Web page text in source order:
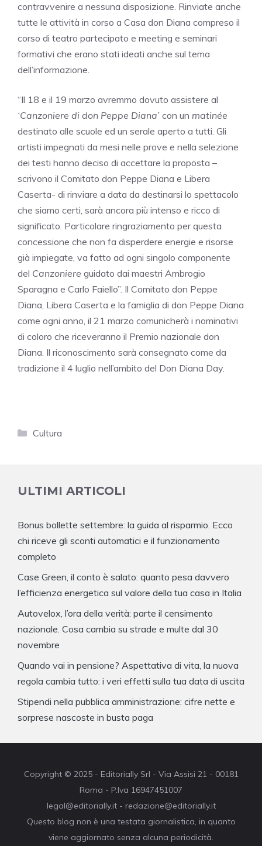
contravvenire a nessuna disposizione. Rinviate anche
tutte le attività in corso a Casa don Diana compreso il
corso di teatro partecipato e meeting e seminari
formativi che erano stati ideati anche sul tema
dell’informazione.
“Il 18 e il 19 marzo avremmo dovuto assistere al
‘Canzoniere di don Peppe Diana’ con un matinée
destinato alle scuole ed un serale aperto a tutti. Gli
artisti impegnati da mesi nelle prove e nella selezione
dei testi hanno deciso di accettare la proposta –
scrivono il Comitato don Peppe Diana e Libera
Caserta- di rinviare a data da destinarsi lo spettacolo
che siamo certi, sarà ancora più intenso e ricco di
significato. Particolare ringraziamento per questa
concessione che non fa disperdere energie e risorse
già impiegate, va fatto ad ogni singolo componente
del Canzoniere guidato dai maestri Ambrogio
Sparagna e Carlo Faiello”. Il Comitato don Peppe
Diana, Libera Caserta e la famiglia di don Peppe Diana
come ogni anno, il 21 marzo comunicherà i nominativi
di coloro che riceveranno il Premio nazionale don
Diana. Il riconoscimento sarà consegnato come da
tradizione il 4 luglio nell’ambito del Don Diana Day.
Categorie
Cultura
ULTIMI ARTICOLI
Bonus bollette settembre: la guida al risparmio. Ecco
chi riceve gli sconti automatici e il funzionamento
completo
Case Green, il conto è salato: quanto pesa davvero
l’efficienza energetica sul valore della tua casa in Italia
Autovelox, l’ora della verità: parte il censimento
nazionale. Cosa cambia su strade e multe dal 30
novembre
Quando vai in pensione? Aspettativa di vita, la nuova
regola cambia tutto: i veri effetti sulla tua data di uscita
Stipendi nella pubblica amministrazione: cifre nette e
sorprese nascoste in busta paga
Copyright © 2025 - Editorially Srl - Via Assisi 21 - 00181
Roma - P.Iva 16947451007
legal@editorially.it - redazione@editorially.it
Questo blog non è una testata giornalistica, in quanto
viene aggiornato senza alcuna periodicità.